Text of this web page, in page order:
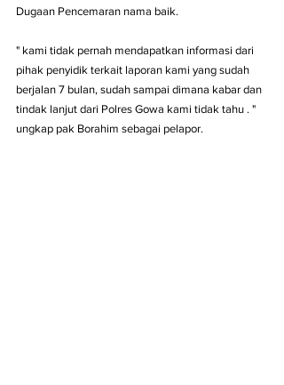
Dugaan Pencemaran nama baik.
" kami tidak pernah mendapatkan informasi dari
pihak penyidik terkait laporan kami yang sudah
berjalan 7 bulan, sudah sampai dimana kabar dan
tindak lanjut dari Polres Gowa kami tidak tahu . "
ungkap pak Borahim sebagai pelapor.